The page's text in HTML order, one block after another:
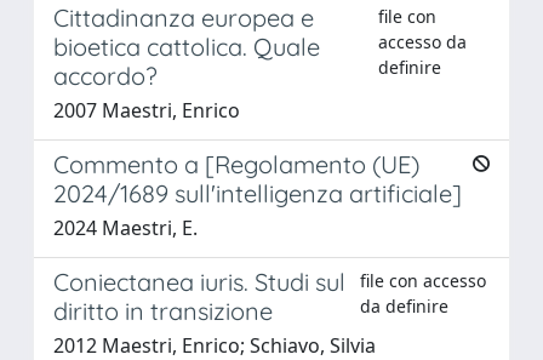
Cittadinanza europea e
bioetica cattolica. Quale
accordo?
file con
accesso da
definire
2007 Maestri, Enrico
Commento a [Regolamento (UE)
2024/1689 sull'intelligenza artificiale]
2024 Maestri, E.
Coniectanea iuris. Studi sul
diritto in transizione
file con accesso
da definire
2012 Maestri, Enrico; Schiavo, Silvia